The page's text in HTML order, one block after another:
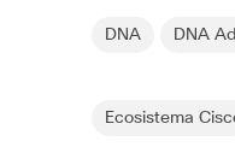
DNA DNA
Ecosistema